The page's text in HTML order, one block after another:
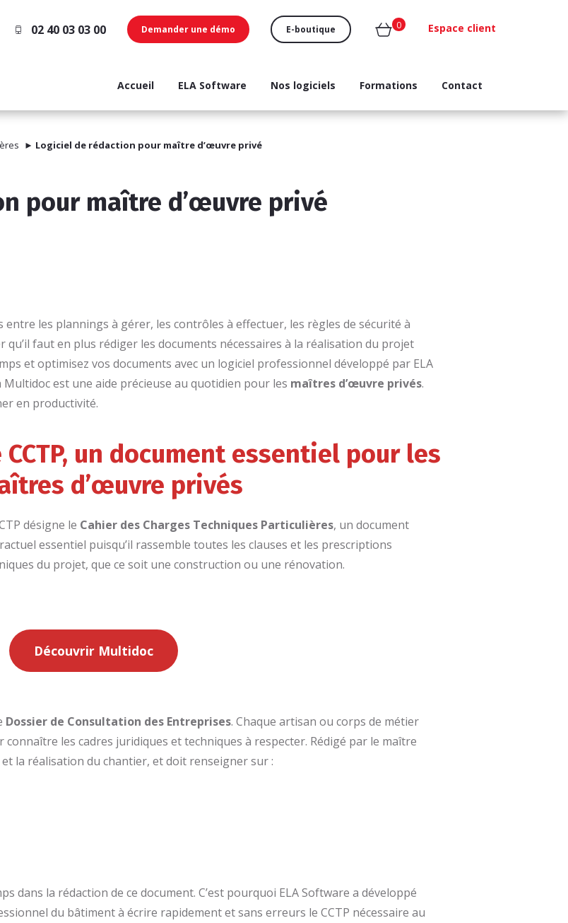
02 40 03 03 00 Demander une démo E-boutique 0 Espace client
Accueil ELA Software Nos logiciels Formations Contact
► Logiciel de rédaction pour maître d’œuvre privé
pour maître d’œuvre privé
les plannings à gérer, les contrôles à effectuer, les règles de sécurité à
faut en plus rédiger les documents nécessaires à la réalisation du projet
et optimisez vos documents avec un logiciel professionnel développé par ELA
est une aide précieuse au quotidien pour les maîtres d’œuvre privés.
en productivité.
CCTP, un document essentiel pour les
d’œuvre privés
désigne le Cahier des Charges Techniques Particulières, un document
essentiel puisqu’il rassemble toutes les clauses et les prescriptions
du projet, que ce soit une construction ou une rénovation.
Découvrir Multidoc
Dossier de Consultation des Entreprises. Chaque artisan ou corps de métier
les cadres juridiques et techniques à respecter. Rédigé par le maître
la réalisation du chantier, et doit renseigner sur :
dans la rédaction de ce document. C’est pourquoi ELA Software a développé
du bâtiment à écrire rapidement et sans erreurs le CCTP nécessaire au